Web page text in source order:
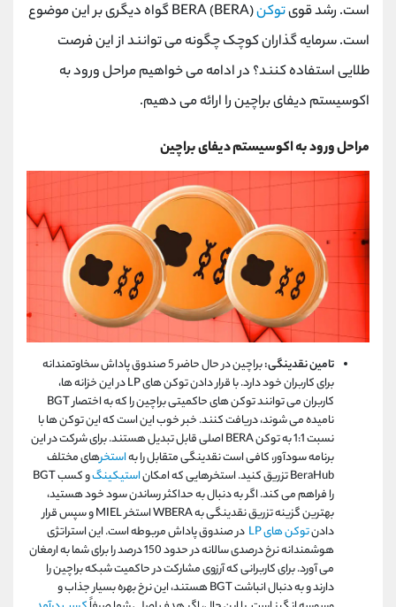
است. رشد قویتوکن
BERA (BERA) گواه دیگری بر این موضوع
است. سرمایه گذاران کوچک چگونه می توانند از این فرصت
طلایی استفاده کنند؟ در ادامه می خواهیم مراحل ورود به
اکوسیستم دیفای براچین را ارائه می دهیم.
مراحل ورود به اکوسیستم دیفای براچین
تامین نقدینگی:
براچین در حال حاضر 5 صندوق پاداش سخاوتمندانه
برای کاربران خود دارد. با قرار دادن توکن‌ های LP در این خزانه‌ ها،
کاربران می ‌توانند توکن ‌های حاکمیتی براچین را که به اختصار BGT
نامیده می ‌شوند، دریافت کنند. خبر خوب این است که این توکن ها با
نسبت 1:1 به توکن BERA اصلی قابل تبدیل هستند. برای شرکت در این
برنامه سودآور، کافی است نقدینگی متقابل را بهاستخرهای مختلف
BeraHub تزریق کنید. استخرهایی که امکان
استیکینگ
و کسب BGT
را فراهم می کند. اگر به دنبال به حداکثر رساندن سود خود هستید،
بهترین گزینه تزریق نقدینگی به WBERA استخر MIEL و سپس قرار
دادنتوکن های LP
در صندوق پاداش مربوطه است. این استراتژی
هوشمندانه نرخ درصدی سالانه در حدود 150 درصد را برای شما به ارمغان
می آورد. برای کاربرانی که آرزوی مشارکت در حاکمیت شبکه براچین را
دارند و به دنبال انباشت BGT هستند، این نرخ بهره بسیار جذاب و